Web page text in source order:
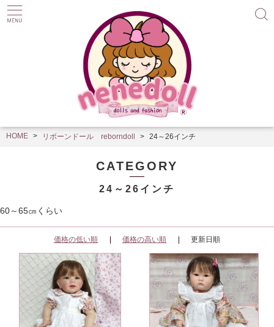
HOME リボーンドール reborndoll 24～26インチ
CATEGORY
24～26インチ
60～65㎝くらい
価格の低い順 価格の高い順 更新日順